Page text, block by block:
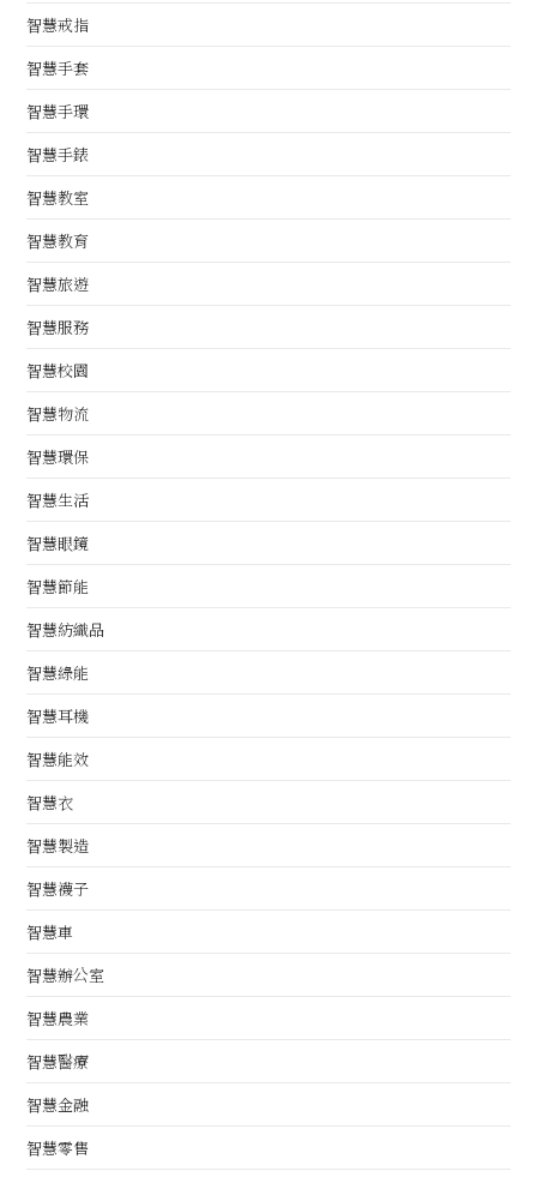
智慧戒指
智慧手套
智慧手環
智慧手錶
智慧教室
智慧教育
智慧旅遊
智慧服務
智慧校園
智慧物流
智慧環保
智慧生活
智慧眼鏡
智慧節能
智慧紡織品
智慧綠能
智慧耳機
智慧能效
智慧衣
智慧製造
智慧襪子
智慧車
智慧辦公室
智慧農業
智慧醫療
智慧金融
智慧零售